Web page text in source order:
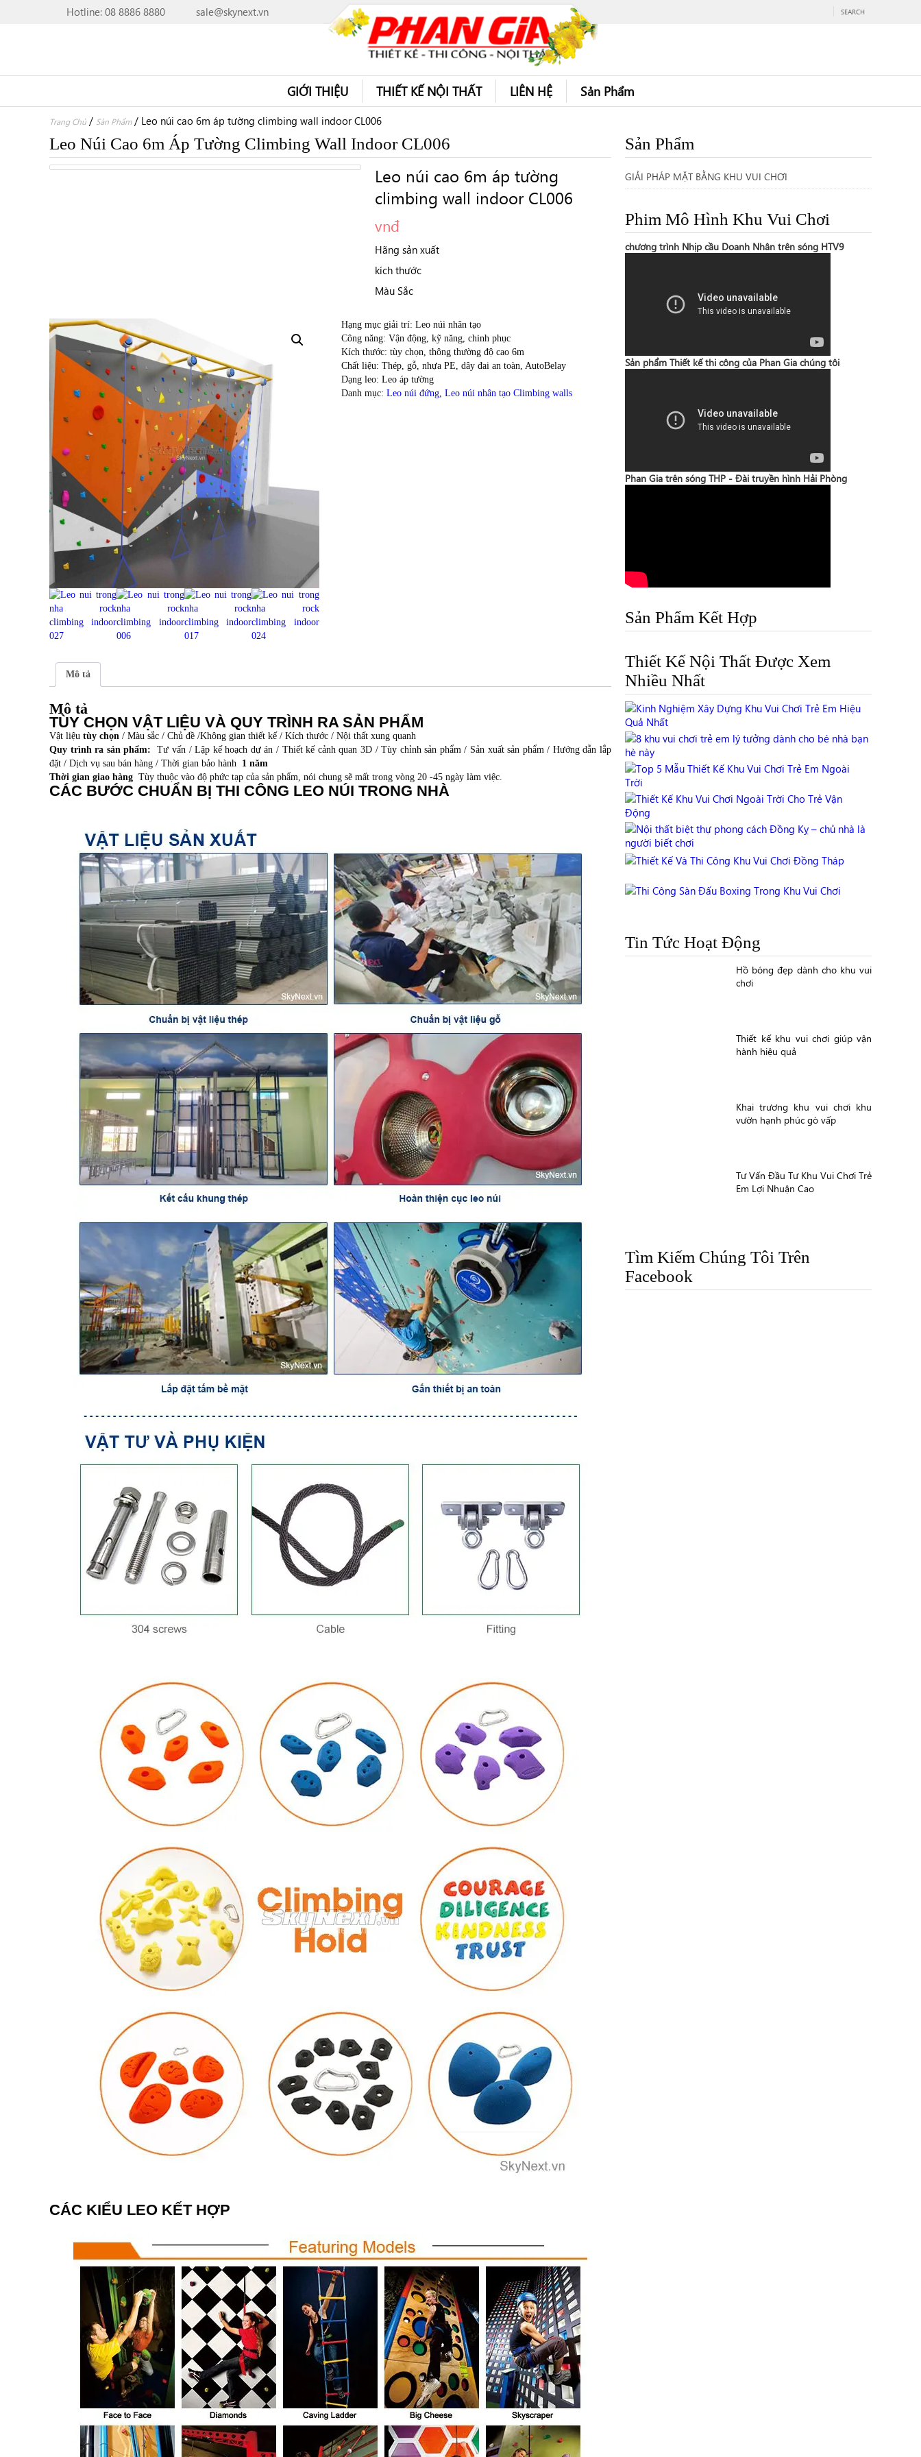
Hotline: 08 8886 8880 sale@skynext.vn SEARCH
GIỚI THIỆU THIẾT KẾ NỘI THẤT LIÊN HỆ Sản Phẩm
Trang Chủ / Sản Phẩm / Leo núi cao 6m áp tường climbing wall indoor CL006
Leo Núi Cao 6m Áp Tường Climbing Wall Indoor CL006
Leo núi cao 6m áp tường
climbing wall indoor CL006
vnđ
Hãng sản xuất
kích thước
Màu Sắc
Hạng mục giải trí: Leo núi nhân tạo
Công năng: Vận động, kỹ năng, chinh phục
Kích thước: tùy chọn, thông thường độ cao 6m
Chất liệu: Thép, gỗ, nhựa PE, dây đai an toàn, AutoBelay
Dạng leo: Leo áp tường
Danh mục:Leo núi đứng,Leo núi nhân tạo Climbing walls
Mô tả
Mô tả
TÙY CHỌN VẬT LIỆU VÀ QUY TRÌNH RA SẢN PHẨM
Vật liệu tùy chọn / Màu sắc / Chủ đề /Không gian thiết kế / Kích thước / Nội thất xung quanh
Quy trình ra sản phẩm:
Tư vấn / Lập kế hoạch dự án / Thiết kế cảnh quan 3D / Tùy chỉnh sản phẩm / Sản xuất sản phẩm / Hướng dẫn lắp
đặt / Dịch vụ sau bán hàng / Thời gian bảo hành 1 năm
Thời gian giao hàng Tùy thuộc vào độ phức tạp của sản phẩm, nói chung sẽ mất trong vòng 20 -45 ngày làm việc.
CÁC BƯỚC CHUẨN BỊ THI CÔNG LEO NÚI TRONG NHÀ
CÁC KIỂU LEO KẾT HỢP
Sản Phẩm
GIẢI PHÁP MẶT BẰNG KHU VUI CHƠI
Phim Mô Hình Khu Vui Chơi
chương trình Nhịp cầu Doanh Nhân trên sóng HTV9
Sản phẩm Thiết kế thi công của Phan Gia chúng tôi
Phan Gia trên sóng THP - Đài truyền hình Hải Phòng
Sản Phẩm Kết Hợp
Thiết Kế Nội Thất Được Xem
Nhiều Nhất
Tin Tức Hoạt Động
Hồ bóng đẹp dành cho khu vui
chơi
Thiết kế khu vui chơi giúp vận
hành hiệu quả
Khai trương khu vui chơi khu
vườn hạnh phúc gò vấp
Tư Vấn Đầu Tư Khu Vui Chơi Trẻ
Em Lợi Nhuận Cao
Tìm Kiếm Chúng Tôi Trên
Facebook